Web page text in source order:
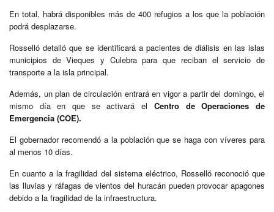
En total, habrá disponibles más de 400 refugios a los que la población
podrá desplazarse.
Rosselló detalló que se identificará a pacientes de diálisis en las islas
municipios de Vieques y Culebra para que reciban el servicio de
transporte a la isla principal.
Además, un plan de circulación entrará en vigor a partir del domingo, el
mismo día en que se activará el Centro de Operaciones de
Emergencia (COE).
El gobernador recomendó a la población que se haga con víveres para
al menos 10 días.
En cuanto a la fragilidad del sistema eléctrico, Rosselló reconoció que
las lluvias y ráfagas de vientos del huracán pueden provocar apagones
debido a la fragilidad de la infraestructura.